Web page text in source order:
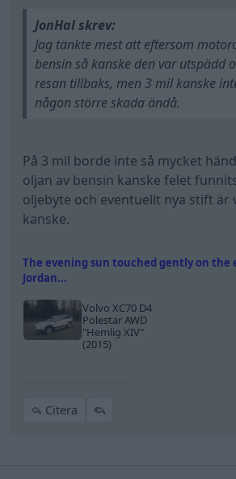
JonHal skrev:
Jag tänkte mest att eftersom
bensin så kanske den var utspädd
resan tillbaks, men 3 mil kanske
någon större skada ändå.
På 3 mil borde inte så mycket
oljan av bensin kanske felet
oljebyte och eventuellt nya stift är
kanske.
The evening sun touched gently on the
Jordan...
Volvo XC70 D4
Polestar AWD
"Hemlig XIV"
(2015)
Citera